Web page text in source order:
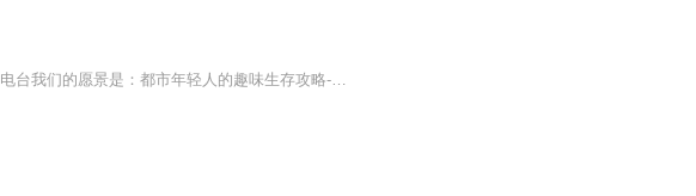
生活或许很残酷，别怕我们一起闯【生活玩家】一档多人唠嗑的播客电台我们的愿景是：都市年轻人的趣味生存攻略-《生活玩家》用好奇心创造自己的阅历，以探索心解决生活的难题！